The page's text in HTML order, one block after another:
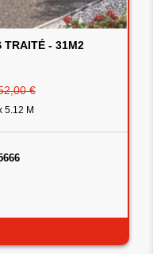
TRAITÉ - 31M2
€
5.12 M